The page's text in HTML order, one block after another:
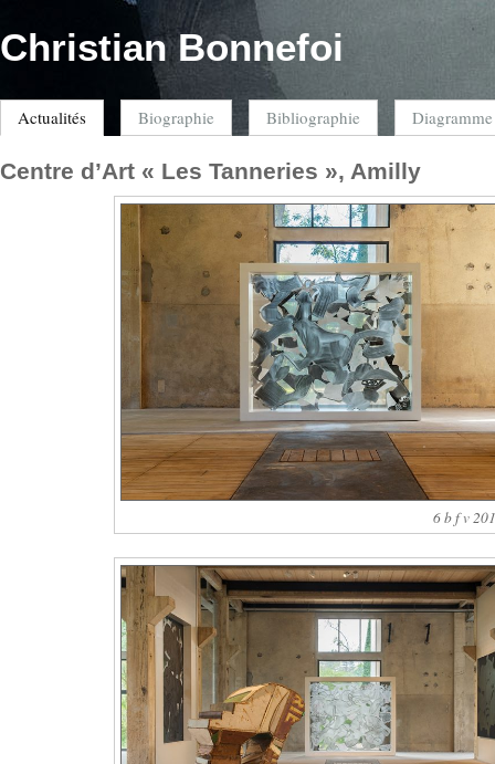
Christian Bonnefoi
Actualités Biographie Bibliographie
Centre d’Art « Les Tanneries », Amilly
6 b f v